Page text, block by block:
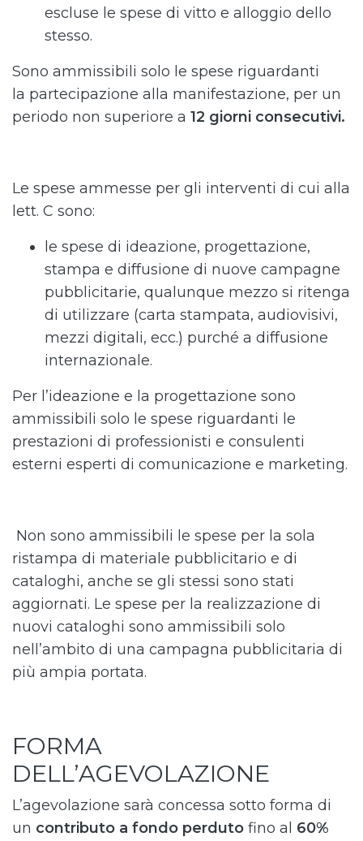
escluse le spese di vitto e alloggio dello
stesso.
Sono ammissibili solo le spese riguardanti
la partecipazione alla manifestazione, per un
periodo non superiore a 12 giorni consecutivi.
Le spese ammesse per gli interventi di cui alla
lett. C sono:
le spese di ideazione, progettazione,
stampa e diffusione di nuove campagne
pubblicitarie, qualunque mezzo si ritenga
di utilizzare (carta stampata, audiovisivi,
mezzi digitali, ecc.) purché a diffusione
internazionale.
Per l’ideazione e la progettazione sono
ammissibili solo le spese riguardanti le
prestazioni di professionisti e consulenti
esterni esperti di comunicazione e marketing.
Non sono ammissibili le spese per la sola
ristampa di materiale pubblicitario e di
cataloghi, anche se gli stessi sono stati
aggiornati. Le spese per la realizzazione di
nuovi cataloghi sono ammissibili solo
nell’ambito di una campagna pubblicitaria di
più ampia portata.
FORMA
DELL’AGEVOLAZIONE
L’agevolazione sarà concessa sotto forma di
un contributo a fondo perduto fino al 60%